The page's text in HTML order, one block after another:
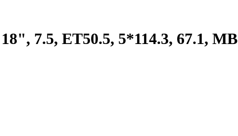
7.5, ET50.5, 5*114.3, 67.1, MB